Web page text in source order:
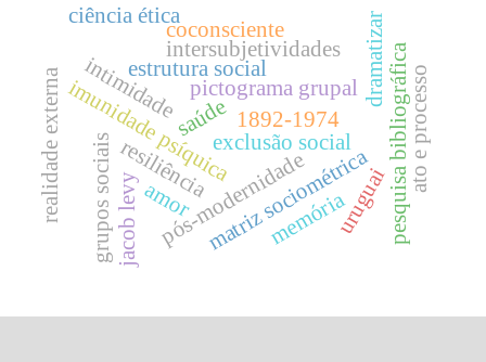
exclusão social
imunidade psíquicapictograma grupal dramatizar
matriz sociométrica
realidade externa estrutura social pesquisa bibliográfica
amor
intimidade
pós-modernidade
resiliência
saúde
intersubjetividades
coconsciente
ato e processo
ciência ética
grupos sociais uruguai
memória
jacob levy
1892-1974